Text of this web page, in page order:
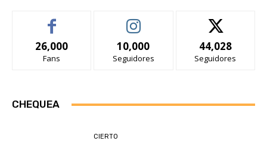
26,000
Fans
10,000
Seguidores
44,028
Seguidores
CHEQUEA
CIERTO